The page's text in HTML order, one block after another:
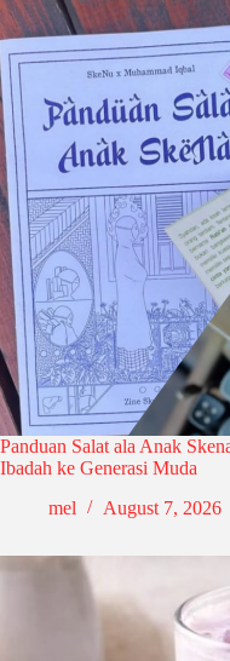
Panduan Salat ala Anak
Ibadah ke Generasi Muda
mel
August 7, 2026